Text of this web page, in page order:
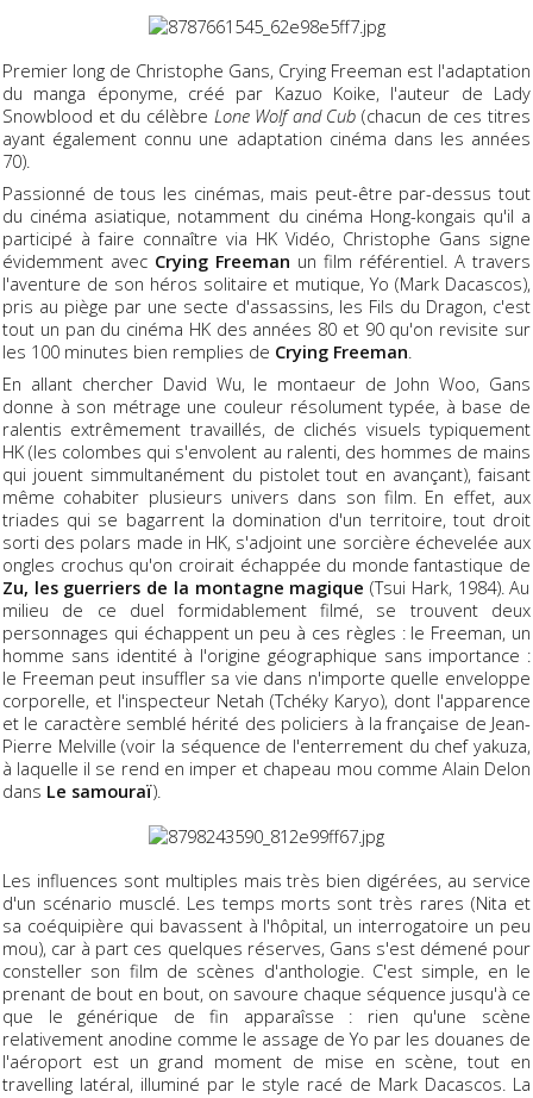
Premier long de Christophe Gans, Crying Freeman est l'adaptation
du manga éponyme, créé par Kazuo Koike, l'auteur de Lady
Snowblood et du célèbre Lone Wolf and Cub (chacun de ces titres
ayant également connu une adaptation cinéma dans les années
70).
Passionné de tous les cinémas, mais peut-être par-dessus tout
du cinéma asiatique, notamment du cinéma Hong-kongais qu'il a
participé à faire connaître via HK Vidéo, Christophe Gans signe
évidemment avec Crying Freeman un film référentiel. A travers
l'aventure de son héros solitaire et mutique, Yo (Mark Dacascos),
pris au piège par une secte d'assassins, les Fils du Dragon, c'est
tout un pan du cinéma HK des années 80 et 90 qu'on revisite sur
les 100 minutes bien remplies de Crying Freeman.
En allant chercher David Wu, le montaeur de John Woo, Gans
donne à son métrage une couleur résolument typée, à base de
ralentis extrêmement travaillés, de clichés visuels typiquement
HK (les colombes qui s'envolent au ralenti, des hommes de mains
qui jouent simmultanément du pistolet tout en avançant), faisant
même cohabiter plusieurs univers dans son film. En effet, aux
triades qui se bagarrent la domination d'un territoire, tout droit
sorti des polars made in HK, s'adjoint une sorcière échevelée aux
ongles crochus qu'on croirait échappée du monde fantastique de
Zu, les guerriers de la montagne magique (Tsui Hark, 1984). Au
milieu de ce duel formidablement filmé, se trouvent deux
personnages qui échappent un peu à ces règles : le Freeman, un
homme sans identité à l'origine géographique sans importance :
le Freeman peut insuffler sa vie dans n'importe quelle enveloppe
corporelle, et l'inspecteur Netah (Tchéky Karyo), dont l'apparence
et le caractère semblé hérité des policiers à la française de Jean-
Pierre Melville (voir la séquence de l'enterrement du chef yakuza,
à laquelle il se rend en imper et chapeau mou comme Alain Delon
dans Le samouraï).
Les influences sont multiples mais très bien digérées, au service
d'un scénario musclé. Les temps morts sont très rares (Nita et
sa coéquipière qui bavassent à l'hôpital, un interrogatoire un peu
mou), car à part ces quelques réserves, Gans s'est démené pour
consteller son film de scènes d'anthologie. C'est simple, en le
prenant de bout en bout, on savoure chaque séquence jusqu'à ce
que le générique de fin apparaîsse : rien qu'une scène
relativement anodine comme le assage de Yo par les douanes de
l'aéroport est un grand moment de mise en scène, tout en
travelling latéral, illuminé par le style racé de Mark Dacascos. La